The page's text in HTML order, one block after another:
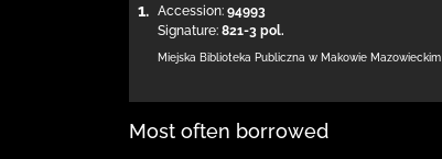
1. Accession: 94993
Signature: 821-3 pol.
Miejska Biblioteka Publiczna w Makowie Mazowieckim
Most often borrowed